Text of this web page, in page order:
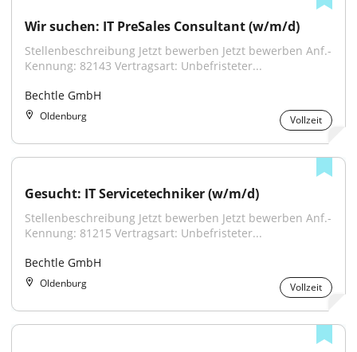
Wir suchen: IT PreSales Consultant (w/m/d)
Stellenbeschreibung Jetzt bewerben Jetzt bewerben Anf.-
Kennung: 82143 Vertragsart: Unbefristeter...
Bechtle GmbH
Oldenburg Vollzeit
Gesucht: IT Servicetechniker (w/m/d)
Stellenbeschreibung Jetzt bewerben Jetzt bewerben Anf.-
Kennung: 81215 Vertragsart: Unbefristeter...
Bechtle GmbH
Oldenburg Vollzeit